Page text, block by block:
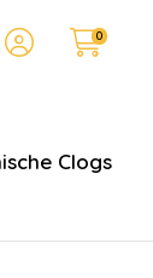
0
Clogs